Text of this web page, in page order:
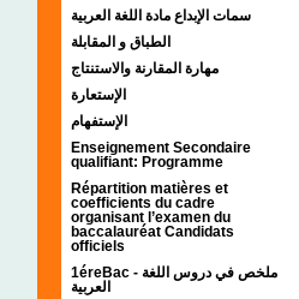
سمات الإبداع مادة اللغة العربية
الطباق و المقابلة
مهارة المقارنة والاستنتاج
الإستعارة
الإستفهام
Enseignement Secondaire
qualifiant: Programme
Répartition matières et
coefficients du cadre
organisant l’examen du
baccalauréat Candidats
officiels
1éreBac - ملخص في دروس اللغة
العربية